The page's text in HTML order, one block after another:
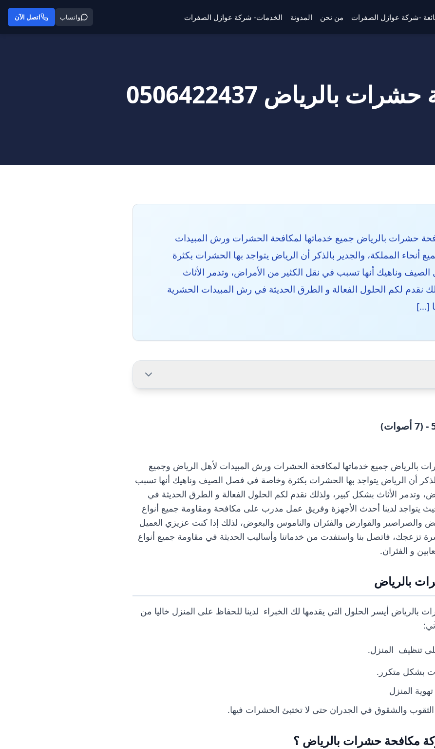
-شركة عوازل الصفرات من نحن المدونة الخدمات- شركة عوازل الصفرات واتساب اتصل الآن
بالرياض 0506422437
حشرات بالرياض جميع خدماتها لمكافحة الحشرات ورش المبيدات
أنحاء المملكة، والجدير بالذكر أن الرياض يتواجد بها الحشرات بكثرة
وناهيك أنها تسبب في نقل الكثير من الأمراض، وتدمر الأثاث
نقدم لكم الحلول الفعالة و الطرق الحديثة في رش المبيدات الحشرية
[…]
بالرياض جميع خدماتها لمكافحة الحشرات ورش المبيدات لأهل الرياض وجميع
أن الرياض يتواجد بها الحشرات بكثرة وخاصة في فصل الصيف وناهيك أنها تسبب
وتدمر الأثاث بشكل كبير، ولذلك نقدم لكم الحلول الفعالة و الطرق الحديثة في
يتواجد لدينا أحدث الأجهزة وفريق عمل مدرب على مكافحة ومقاومة جميع أنواع
والصراصير والقوارض والفئران والناموس والبعوض، لذلك إذا كنت عزيزي العميل
تزعجك، فاتصل بنا واستفدت من خدماتنا وأساليب الحديثة في مقاومة جميع أنواع
و الفئران.
بالرياض
بالرياض أيسر الحلول التي يقدمها لك الخبراء لدينا للحفاظ على المنزل خاليا من
تنظيف المنزل.
بشكل متكرر.
المنزل
الثقوب والشقوق في الجدران حتى لا تختبئ الحشرات فيها.
مكافحة حشرات بالرياض ؟